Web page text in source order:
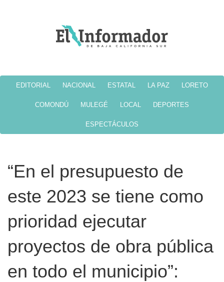
EDITORIAL NACIONAL ESTATAL LA PAZ LORETO
COMONDÚ MULEGÉ LOCAL DEPORTES
ESPECTÁCULOS
“En el presupuesto de
este 2023 se tiene como
prioridad ejecutar
proyectos de obra pública
en todo el municipio”: